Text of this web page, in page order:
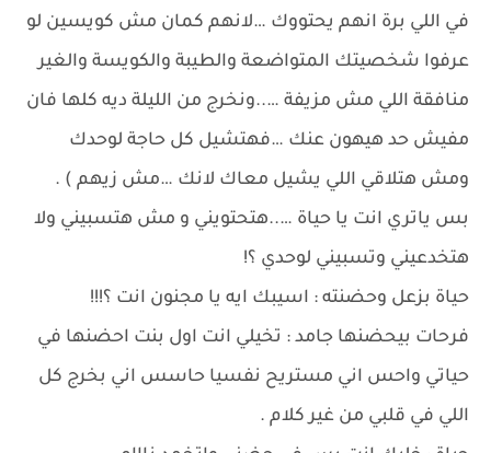
في اللي برة انهم يحتووك …لانهم كمان مش كويسين لو
عرفوا شخصيتك المتواضعة والطيبة والكويسة والغير
منافقة اللي مش مزيفة …..ونخرج من الليلة ديه كلها فان
مفيش حد هيهون عنك …فهتشيل كل حاجة لوحدك
ومش هتلاقي اللي يشيل معاك لانك …مش زيهم ) .
بس ياتري انت يا حياة …..هتحتويني و مش هتسبيني ولا
هتخدعيني وتسبيني لوحدي ؟!
حياة بزعل وحضنته : اسيبك ايه يا مجنون انت ؟!!!
فرحات بيحضنها جامد : تخيلي انت اول بنت احضنها في
حياتي واحس اني مستريح نفسيا حاسس اني بخرج كل
اللي في قلبي من غير كلام .